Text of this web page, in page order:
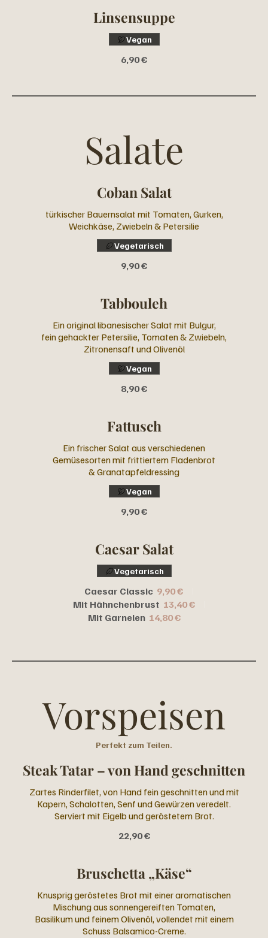
Linsensuppe
6,90 €
Vegan
Salate
Coban Salat
türkischer Bauernsalat mit Tomaten, Gurken,
Weichkäse, Zwiebeln & Petersilie
9,90 €
Vegetarisch
Tabbouleh
Ein original libanesischer Salat mit Bulgur,
fein gehackter Petersilie, Tomaten & Zwiebeln,
Zitronensaft und Olivenöl
8,90 €
Vegan
Fattusch
Ein frischer Salat aus verschiedenen
Gemüsesorten mit frittiertem Fladenbrot
& Granatapfeldressing
9,90 €
Vegan
Caesar Salat
Caesar Classic 9,90 €
Mit Hähnchenbrust 13,40 €
Mit Garnelen 14,80 €
Vegetarisch
Vorspeisen
Perfekt zum Teilen.
Steak Tatar – von Hand geschnitten
Zartes Rinderfilet, von Hand fein geschnitten und mit
Kapern, Schalotten, Senf und Gewürzen veredelt.
Serviert mit Eigelb und geröstetem Brot.
22,90 €
Bruschetta „Käse“
Knusprig geröstetes Brot mit einer aromatischen
Mischung aus sonnengereiften Tomaten,
Basilikum und feinem Olivenöl, vollendet mit einem
Schuss Balsamico-Creme.